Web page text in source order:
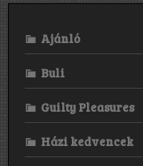
Ajánló
Buli
Guilty Pleasures
Házi kedvencek